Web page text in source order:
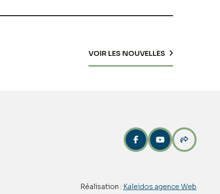
VOIR LES NOUVELLES
  
Réalisation : Kaleidos agence Web